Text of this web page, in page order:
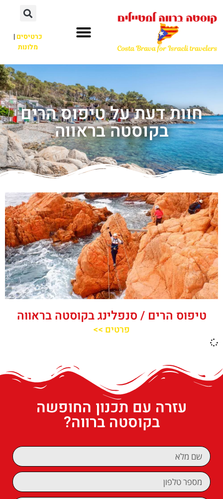
כרטיסים|
מלונות
חוות דעת על טיפוס הרים
בקוסטה בראווה
טיפוס הרים / סנפלינג בקוסטה בראווה
פרטים >>
עזרה עם תכנון החופשה
בקוסטה ברווה?